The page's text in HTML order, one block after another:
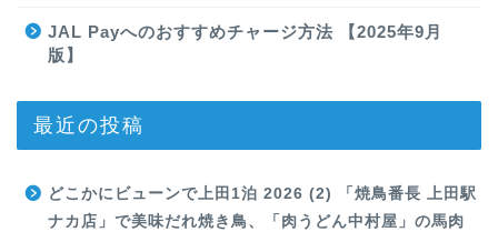
JAL Payへのおすすめチャージ方法 【2025年9月
版】
最近の投稿
どこかにビューンで上田1泊 2026 (2) 「焼鳥番長 上田駅
ナカ店」で美味だれ焼き鳥、「肉うどん中村屋」の馬肉